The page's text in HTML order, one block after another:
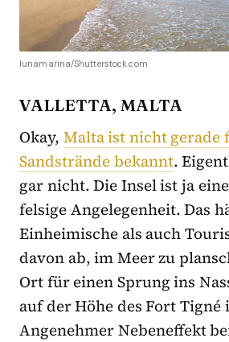
lunamarina/Shutterstock.com
VALLETTA, MALTA
Okay, Malta ist nicht gerade
Sandstrände bekannt.
gar nicht. Die Insel ist ja
felsige Angelegenheit. Das
Einheimische als auch
davon ab, im Meer zu
Ort für einen Sprung ins
auf der Höhe des Fort Tigné
Angenehmer Nebeneffekt